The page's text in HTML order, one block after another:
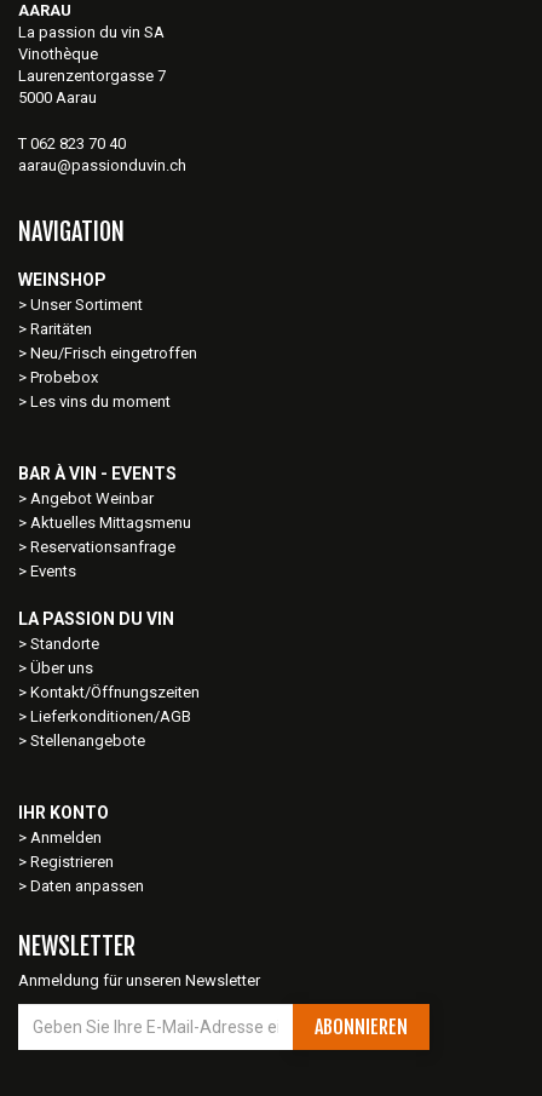
AARAU
La passion du vin SA
Vinothèque
Laurenzentorgasse 7
5000 Aarau
T 062 823 70 40
aarau@passionduvin.ch
NAVIGATION
WEINSHOP
Unser Sortiment
Raritäten
Neu/Frisch eingetroffen
Probebox
Les vins du moment
BAR À VIN - EVENTS
Angebot Weinbar
Aktuelles Mittagsmenu
Reservationsanfrage
Events
LA PASSION DU VIN
Standorte
Über uns
Kontakt/Öffnungszeiten
Lieferkonditionen/AGB
Stellenangebote
IHR KONTO
Anmelden
Registrieren
Daten anpassen
NEWSLETTER
Anmeldung für unseren Newsletter
ABONNIEREN